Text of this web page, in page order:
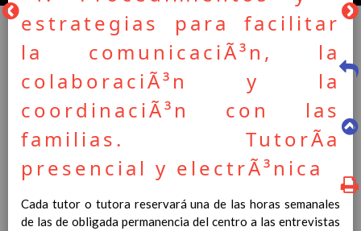
PLAN DE CENTRO
La entrada en vigor del Real Decreto 126/2014, de 28 de
febrero, por el que se establece el currículo básico de la
Educación Primaria, se ha hecho necesario la revisión y
adecuación de nuestro Plan de Centro a esta normativa, el cual
Esperamos que sea de su interés.
estrategias para facilitar
la comunicaciÃ³n, la
colaboraciÃ³n y la
coordinaciÃ³n con las
familias. TutorÃ­a
presencial y electrÃ³nica
Cada tutor o tutora reservará una de las horas semanales
de las de obligada permanencia del centro a las entrevistas